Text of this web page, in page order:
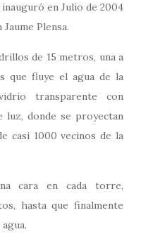
en Julio de 2004
Plensa.
de 15 metros, una a
que fluye el agua de la
transparente con
luz, donde se proyectan
casi 1000 vecinos de la
cara en cada torre,
hasta que finalmente